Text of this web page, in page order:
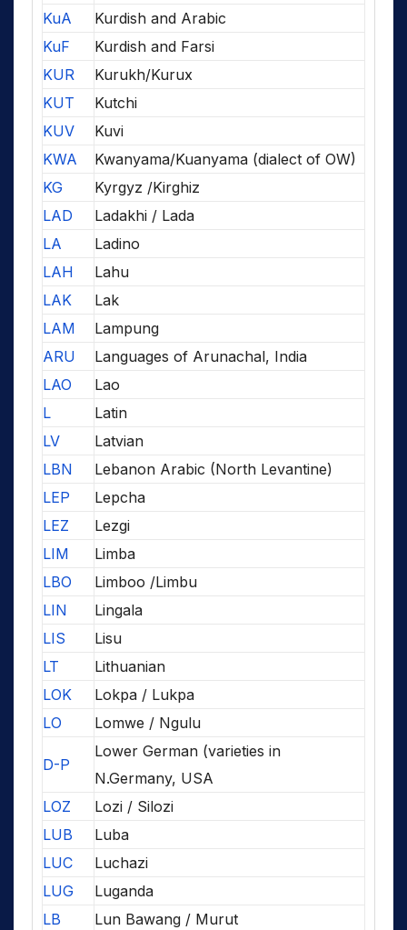
KuA
Kurdish and Arabic
KuF
Kurdish and Farsi
KUR
Kurukh/Kurux
KUT
Kutchi
KUV
Kuvi
KWA
Kwanyama/Kuanyama (dialect of OW)
KG
Kyrgyz /Kirghiz
LAD
Ladakhi / Lada
LA
Ladino
LAH
Lahu
LAK
Lak
LAM
Lampung
ARU
Languages of Arunachal, India
LAO
Lao
L
Latin
LV
Latvian
LBN
Lebanon Arabic (North Levantine)
LEP
Lepcha
LEZ
Lezgi
LIM
Limba
LBO
Limboo /Limbu
LIN
Lingala
LIS
Lisu
LT
Lithuanian
LOK
Lokpa / Lukpa
LO
Lomwe / Ngulu
D-P
Lower German (varieties in
N.Germany, USA
LOZ
Lozi / Silozi
LUB
Luba
LUC
Luchazi
LUG
Luganda
LB
Lun Bawang / Murut